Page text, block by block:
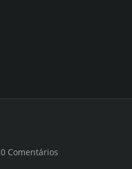
0 Comentários